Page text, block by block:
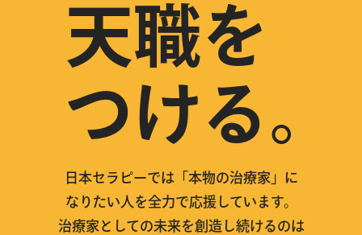
天職を
つける。
日本セラピーでは「本物の治療家」に
なりたい人を全力で応援しています。
治療家としての未来を創造し続けるのは